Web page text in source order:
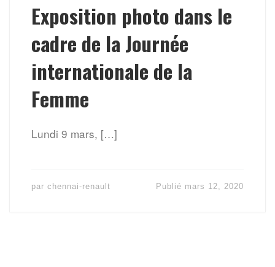
Exposition photo dans le
cadre de la Journée
internationale de la
Femme
Lundi 9 mars, […]
par chennai-renault Publié mars 12, 2020